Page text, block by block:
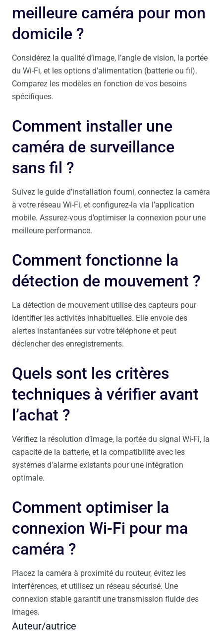
meilleure caméra pour mon
domicile ?
Considérez la qualité d’image, l’angle de vision, la portée
du Wi-Fi, et les options d’alimentation (batterie ou fil).
Comparez les modèles en fonction de vos besoins
spécifiques.
Comment installer une
caméra de surveillance
sans fil ?
Suivez le guide d’installation fourni, connectez la caméra
à votre réseau Wi-Fi, et configurez-la via l’application
mobile. Assurez-vous d’optimiser la connexion pour une
meilleure performance.
Comment fonctionne la
détection de mouvement ?
La détection de mouvement utilise des capteurs pour
identifier les activités inhabituelles. Elle envoie des
alertes instantanées sur votre téléphone et peut
déclencher des enregistrements.
Quels sont les critères
techniques à vérifier avant
l’achat ?
Vérifiez la résolution d’image, la portée du signal Wi-Fi, la
capacité de la batterie, et la compatibilité avec les
systèmes d’alarme existants pour une intégration
optimale.
Comment optimiser la
connexion Wi-Fi pour ma
caméra ?
Placez la caméra à proximité du routeur, évitez les
interférences, et utilisez un réseau sécurisé. Une
connexion stable garantit une transmission fluide des
images.
Auteur/autrice